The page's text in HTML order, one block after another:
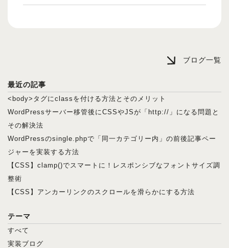
ブログ一覧
最近の記事
<body>タグにclassを付ける方法とそのメリット
WordPressサーバー移管後にCSSやJSが「http://」になる問題と
その解決法
WordPressのsingle.phpで「同一カテゴリー内」の前後記事ペー
ジャーを実装する方法
【CSS】clamp()でスマートに！レスポンシブなフォントサイズ調
整術
【CSS】アンカーリンクのスクロールを滑らかにする方法
テーマ
すべて
実装ブログ